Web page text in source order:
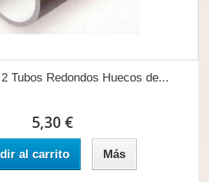
Tubos Redondos Huecos de...
5,30 €
al carrito Más